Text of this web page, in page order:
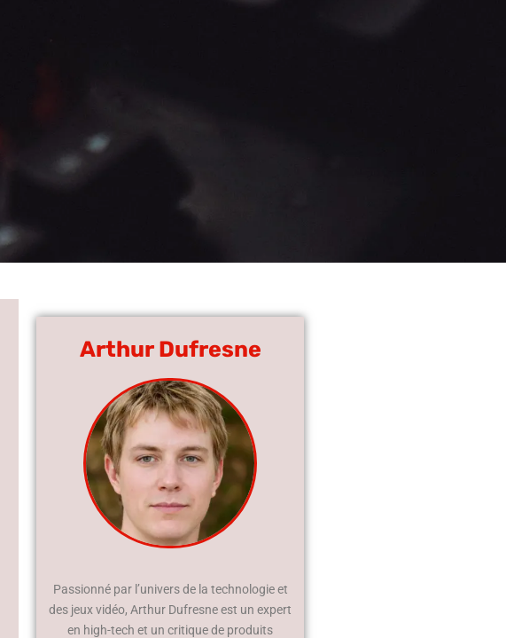
Arthur Dufresne
Passionné par l’univers de la technologie et
des jeux vidéo, Arthur Dufresne est un expert
en high-tech et un critique de produits